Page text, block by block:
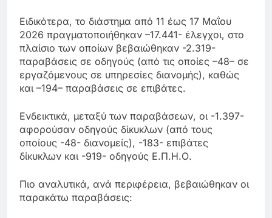
Ειδικότερα, το διάστημα από 11 έως 17 Μαΐου
2026 πραγματοποιήθηκαν –17.441- έλεγχοι, στο
πλαίσιο των οποίων βεβαιώθηκαν -2.319-
παραβάσεις σε οδηγούς (από τις οποίες –48– σε
εργαζόμενους σε υπηρεσίες διανομής), καθώς
και –194– παραβάσεις σε επιβάτες.
Ενδεικτικά, μεταξύ των παραβάσεων, οι -1.397-
αφορούσαν οδηγούς δίκυκλων (από τους
οποίους -48- διανομείς), -183- επιβάτες
δίκυκλων και -919- οδηγούς Ε.Π.Η.Ο.
Πιο αναλυτικά, ανά περιφέρεια, βεβαιώθηκαν οι
παρακάτω παραβάσεις: